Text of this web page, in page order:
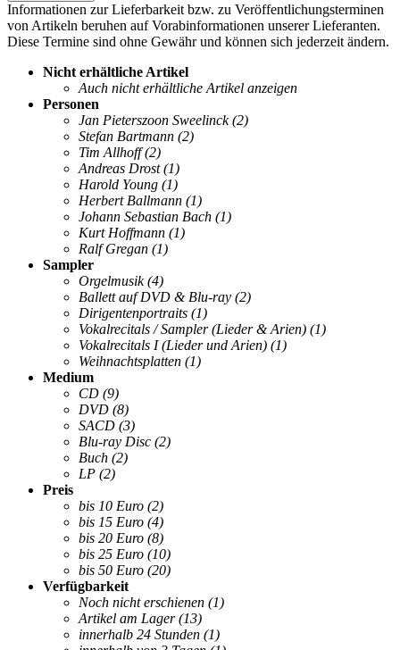
Informationen zur Lieferbarkeit bzw. zu Veröffentlichungsterminen
von Artikeln beruhen auf Vorabinformationen unserer Lieferanten.
Diese Termine sind ohne Gewähr und können sich jederzeit ändern.
Nicht erhältliche Artikel
Auch nicht erhältliche Artikel anzeigen
Personen
Jan Pieterszoon Sweelinck(2)
Stefan Bartmann (2)
Tim Allhoff(2)
Andreas Drost (1)
Harold Young (1)
Herbert Ballmann (1)
Johann Sebastian Bach (1)
Kurt Hoffmann (1)
Ralf Gregan (1)
Sampler
Orgelmusik (4)
Ballett auf DVD & Blu-ray (2)
Dirigentenportraits (1)
Vokalrecitals / Sampler (Lieder & Arien) (1)
Vokalrecitals I (Lieder und Arien) (1)
Weihnachtsplatten (1)
Medium
CD (9)
DVD (8)
SACD (3)
Blu-ray Disc (2)
Buch (2)
LP (2)
Preis
bis 10 Euro (2)
bis 15 Euro (4)
bis 20 Euro (8)
bis 25 Euro (10)
bis 50 Euro (20)
Verfügbarkeit
Noch nicht erschienen (1)
Artikel am Lager (13)
innerhalb 24 Stunden (1)